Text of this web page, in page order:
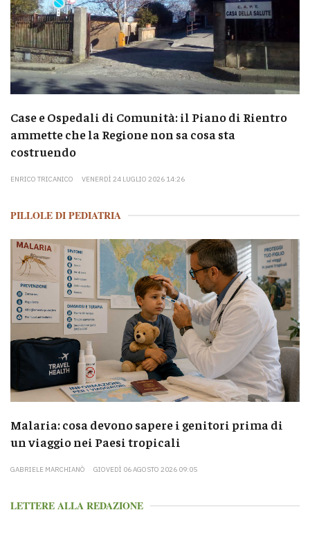
Case e Ospedali di Comunità: il Piano di Rientro
ammette che la Regione non sa cosa sta
costruendo
ENRICO TRICANICO VENERDÌ 24 LUGLIO 2026 14:26
PILLOLE DI PEDIATRIA
Malaria: cosa devono sapere i genitori prima di
un viaggio nei Paesi tropicali
GABRIELE MARCHIANÒ GIOVEDÌ 06 AGOSTO 2026 09:05
LETTERE ALLA REDAZIONE